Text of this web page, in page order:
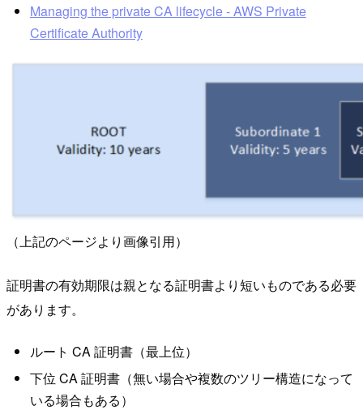
Managing the private CA lifecycle - AWS Private
Certificate Authority
（上記のページより画像引用）
証明書の有効期限は親となる証明書より短いものである必要
があります。
ルート CA 証明書（最上位）
下位 CA 証明書（無い場合や複数のツリー構造になって
いる場合もある）